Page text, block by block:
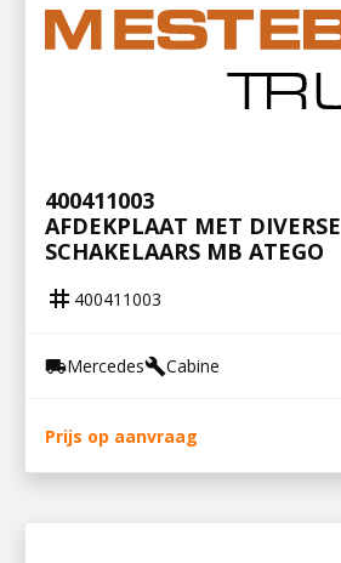
400411003
AFDEKPLAAT MET DIVERSE
SCHAKELAARS MB ATEGO
tag 400411003
local_shippingMercedesbuildCabine
Prijs op aanvraag